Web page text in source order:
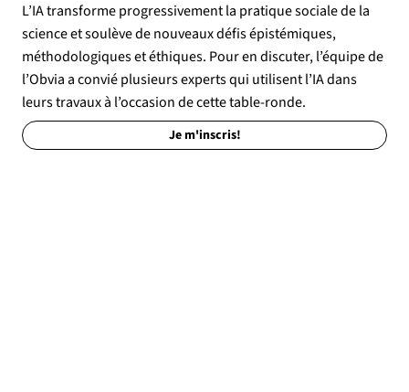
L’IA transforme progressivement la pratique sociale de la
science et soulève de nouveaux défis épistémiques,
méthodologiques et éthiques. Pour en discuter, l’équipe de
l’Obvia a convié plusieurs experts qui utilisent l’IA dans
leurs travaux à l’occasion de cette table-ronde.
Je m'inscris!